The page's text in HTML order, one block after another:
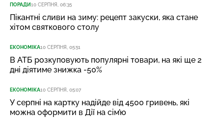
ПОРАДИ10 СЕРПНЯ, 06:35
Пікантні сливи на зиму: рецепт закуски, яка стане
хітом святкового столу
ЕКОНОМІКА10 СЕРПНЯ, 05:51
В АТБ розкуповують популярні товари, на які ще 2
дні діятиме знижка -50%
ЕКОНОМІКА10 СЕРПНЯ, 05:07
У серпні на картку надійде від 4500 гривень, які
можна оформити в Дії на сім’ю